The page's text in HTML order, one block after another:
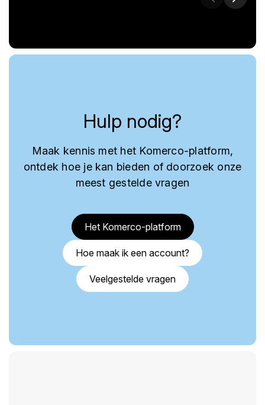
Hulp nodig?
Maak kennis met het Komerco-platform,
ontdek hoe je kan bieden of doorzoek onze
meest gestelde vragen
Het Komerco-platform
Hoe maak ik een account?
Veelgestelde vragen